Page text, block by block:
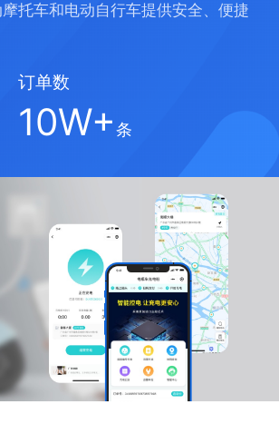
托车和电动自行车提供安全、便捷
订单数
10W+条